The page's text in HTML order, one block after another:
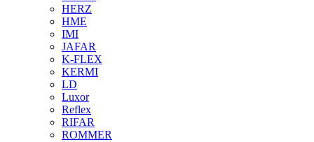
HERZ
HME
IMI
JAFAR
K-FLEX
KERMI
LD
Luxor
Reflex
RIFAR
ROMMER